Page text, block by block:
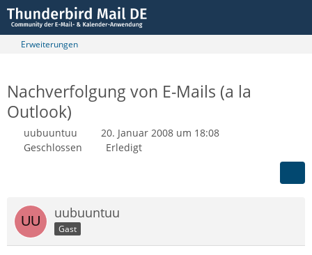
Erweiterungen
Nachverfolgung von E-Mails (a la
Outlook)
uubuuntuu
20. Januar 2008 um 18:08
Geschlossen
Erledigt
uubuuntuu
Gast